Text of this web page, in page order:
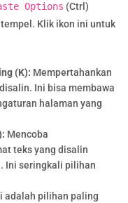
Options (Ctrl)
Klik ikon ini untuk
(K): Mempertahankan
Ini bisa membawa
halaman yang
Mencoba
teks yang disalin
Ini seringkali pilihan
adalah pilihan paling